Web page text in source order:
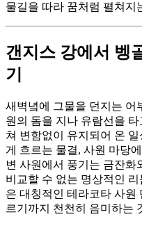
물길을 따라 꿈처럼 펼쳐지
갠지스 강에서 벵
기
새벽녘에 그물을 던지는 어
원의 돔을 지나 유람선을
쳐 변함없이 유지되어 온
게 흐르는 물결, 사원 마당
변 사원에서 풍기는 금잔화
비교할 수 없는 명상적인
은 대칭적인 테라코타 사원
르기까지 천천히 음미하는